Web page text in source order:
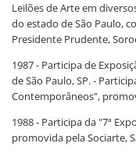
Leilões de Arte em
do estado de São Paulo,
Presidente Prudente,
1987 - Participa de
de São Paulo, SP. -
Contemporâneos",
1988 - Participa da "7ª
promovida pela Sociarte,